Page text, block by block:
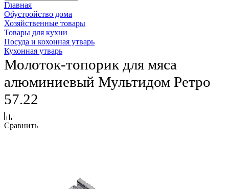
Главная
Обустройство дома
Хозяйственные товары
Товары для кухни
Посуда и кохонная утварь
Кухонная утварь
Молоток-топорик для мяса
алюминиевый Мультидом Ретро
57.22
Сравнить